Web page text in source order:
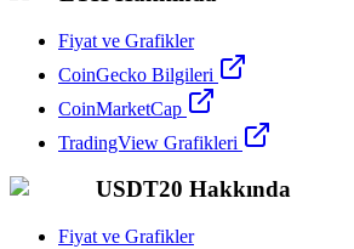
Fiyat ve Grafikler
CoinGecko Bilgileri
CoinMarketCap
TradingView Grafikleri
USDT20 Hakkında
Fiyat ve Grafikler